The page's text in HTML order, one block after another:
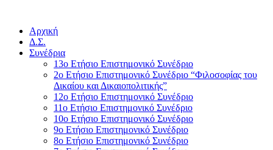
Αρχική
Δ.Σ.
Συνέδρια
13ο Ετήσιο Επιστημονικό Συνέδριο
2ο Ετήσιο Επιστημονικό Συνέδριο “Φιλοσοφίας του
Δικαίου και Δικαιοπολιτικής”
12ο Ετήσιο Επιστημονικό Συνέδριο
11ο Ετήσιο Επιστημονικό Συνέδριο
10ο Ετήσιο Επιστημονικό Συνέδριο
9ο Ετήσιο Επιστημονικό Συνέδριο
8ο Ετήσιο Επιστημονικό Συνέδριο